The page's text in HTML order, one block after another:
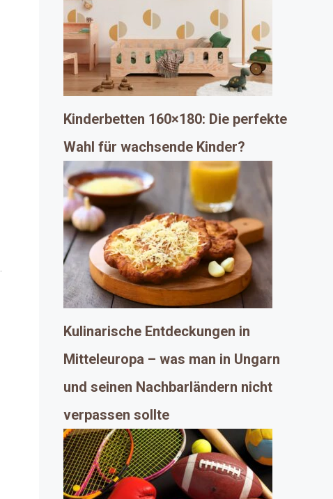
Kinderbetten 160×180: Die perfekte
Wahl für wachsende Kinder?
Kulinarische Entdeckungen in
Mitteleuropa – was man in Ungarn
und seinen Nachbarländern nicht
verpassen sollte